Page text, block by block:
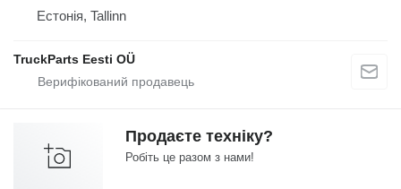
Естонія, Tallinn
TruckParts Eesti OÜ
Продаєте техніку?
Робіть це разом з нами!